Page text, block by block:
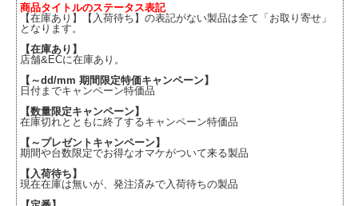
商品タイトルのステータス表記
【在庫あり】【入荷待ち】の表記がない製品は全て「お取り寄せ」
となります。
【在庫あり】
店舗&ECに在庫あり。
【～dd/mm 期間限定特価キャンペーン】
日付までキャンペーン特価品
【数量限定キャンペーン】
在庫切れとともに終了するキャンペーン特価品
【～プレゼントキャンペーン】
期間や台数限定でお得なオマケがついて来る製品
【入荷待ち】
現在在庫は無いが、発注済みで入荷待ちの製品